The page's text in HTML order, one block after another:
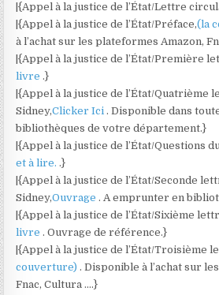
|{Appel à la justice de l’État/Lettre
|{Appel à la justice de l’État/Préface,(la
à l’achat sur les plateformes Amazon,
|{Appel à la justice de l’État/Première
livre.}
|{Appel à la justice de l’État/Quatrième
Sidney,Clicker Ici. Disponible dans
bibliothèques de votre département.}
|{Appel à la justice de l’État/Questions
et à lire..}
|{Appel à la justice de l’État/Seconde
Sidney,Ouvrage. A emprunter en
|{Appel à la justice de l’État/Sixième
livre. Ouvrage de référence.}
|{Appel à la justice de l’État/Troisième
couverture). Disponible à l’achat sur
Fnac, Cultura ….}